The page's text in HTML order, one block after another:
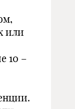
или
10 –